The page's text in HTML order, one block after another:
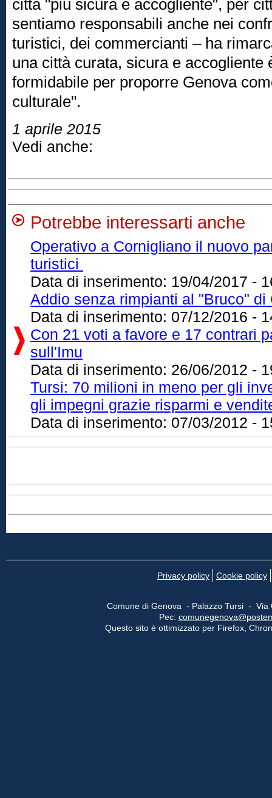
città "più sicura e accogliente", per
sentiamo responsabili anche nei
turistici, dei commercianti – ha
una città curata, sicura e accogliente
formidabile per proporre Genova
culturale".
1 aprile 2015
Vedi anche:
Potrebbe interessarti anche
Operativo a Cornigliano il nuovo
turistici
Data di inserimento: 19/04/2017 -
Addio senza rimpianti al "Bruco" di
Data di inserimento: 07/12/2016 -
Con 21 voti a favore e 17 contrari
sull'Imu
Data di inserimento: 26/06/2012 -
Tursi: 70 milioni in meno per gli
gli impegni grazie risparmi e
Data di inserimento: 07/03/2012 -
Privacy policy Cookie policy
Comune di Genova - Palazzo Tursi -
Pec:
Questo sito è ottimizzato per Firefox,